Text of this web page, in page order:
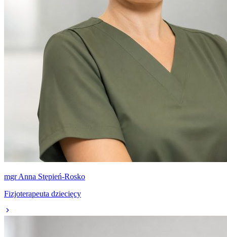
mgr Anna Stępień-Rosko
Fizjoterapeuta dziecięcy